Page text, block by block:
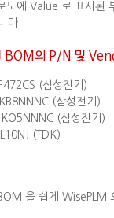
도에 Value 로 표시
다.
BOM의 P/N 및
(삼성전기)
(삼성전기)
(삼성전기)
(TDK)
을 쉽게